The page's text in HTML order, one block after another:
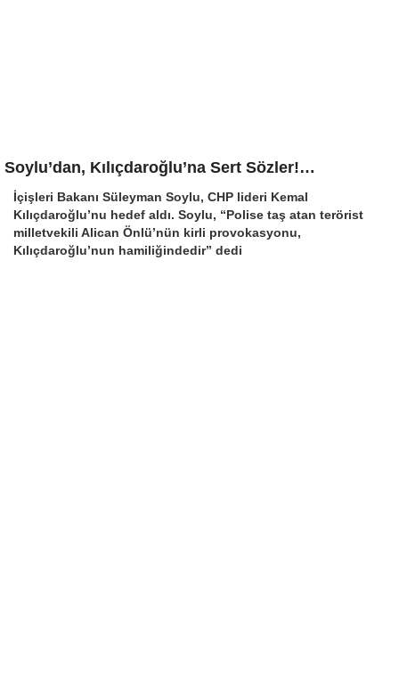
Soylu’dan, Kılıçdaroğlu’na Sert Sözler!…
İçişleri Bakanı Süleyman Soylu, CHP lideri Kemal
Kılıçdaroğlu’nu hedef aldı. Soylu, “Polise taş atan terörist
milletvekili Alican Önlü’nün kirli provokasyonu,
Kılıçdaroğlu’nun hamiliğindedir” dedi